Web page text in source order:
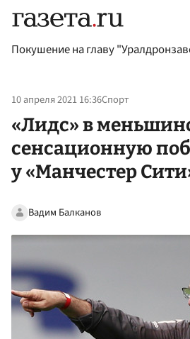
Покушение на главу
10 апреля 2021 16:36Спорт
«Лидс» в
сенсационную
у «Манчестер
Вадим Балканов